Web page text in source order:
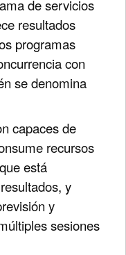
de servicios
resultados
programas
con
se denomina
capaces de
recursos
está
y
y
sesiones